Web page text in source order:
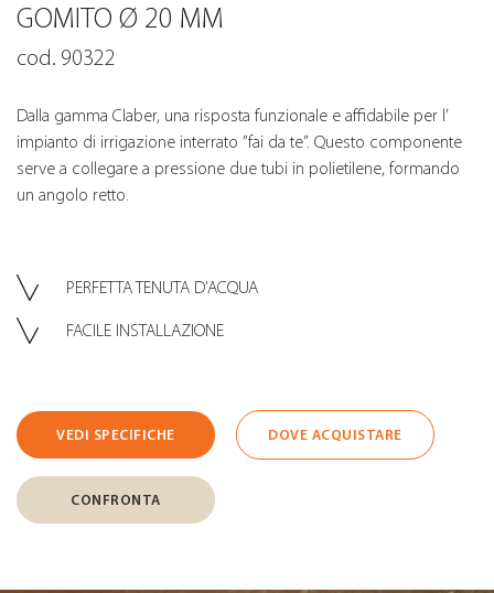
GOMITO Ø 20 MM
cod. 90322
Dalla gamma Claber, una risposta funzionale e affidabile per l’
impianto di irrigazione interrato ”fai da te”. Questo componente
serve a collegare a pressione due tubi in polietilene, formando
un angolo retto.
PERFETTA TENUTA D’ACQUA
FACILE INSTALLAZIONE
VEDI SPECIFICHE DOVE ACQUISTARE
CONFRONTA